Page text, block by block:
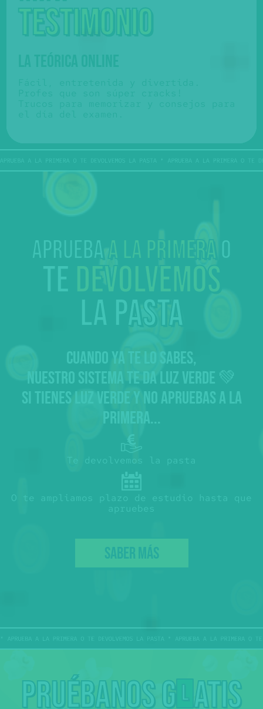
testimonio
Aprueba a la primera o
te devolvemos
la pasta
CUANDO YA TE LO SABES,
NUESTRO SISTEMA TE DA LUZ VERDE 💚
SI TIENES LUZ VERDE Y NO APRUEBAS A LA
PRIMERA...
Te devolvemos la pasta
O te ampliamos plazo de estudio hasta que
apruebes
SABER MÁS
Pruébanos g L atis